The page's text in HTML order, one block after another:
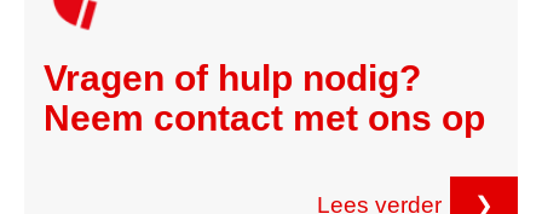
Vragen of hulp nodig?
Neem contact met ons op
Lees verder ❯